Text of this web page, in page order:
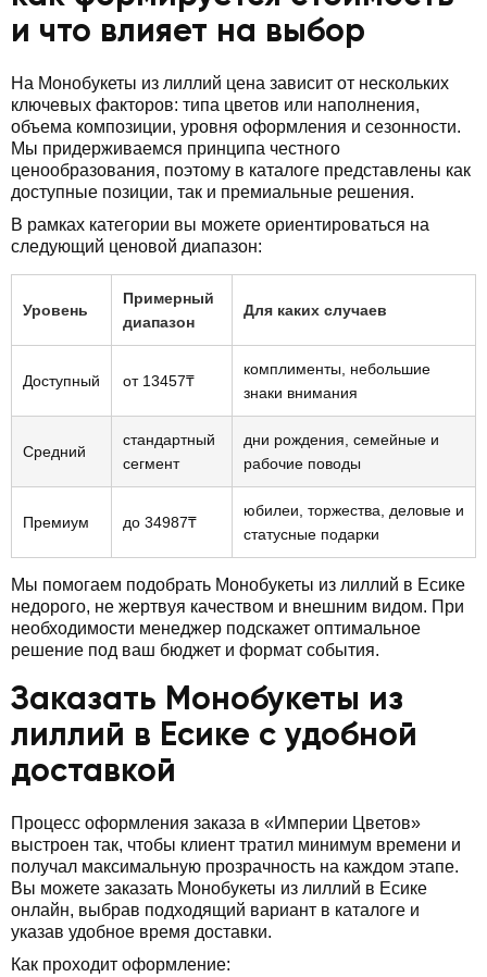
и что влияет на выбор
На Монобукеты из лиллий цена зависит от нескольких
ключевых факторов: типа цветов или наполнения,
объема композиции, уровня оформления и сезонности.
Мы придерживаемся принципа честного
ценообразования, поэтому в каталоге представлены как
доступные позиции, так и премиальные решения.
В рамках категории вы можете ориентироваться на
следующий ценовой диапазон:
Уровень
Примерный
диапазон
Для каких случаев
Доступный от 13457₸
комплименты, небольшие
знаки внимания
Средний
стандартный
сегмент
дни рождения, семейные и
рабочие поводы
Премиум до 34987₸
юбилеи, торжества, деловые и
статусные подарки
Мы помогаем подобрать Монобукеты из лиллий в Есике
недорого, не жертвуя качеством и внешним видом. При
необходимости менеджер подскажет оптимальное
решение под ваш бюджет и формат события.
Заказать Монобукеты из
лиллий в Есике с удобной
доставкой
Процесс оформления заказа в «Империи Цветов»
выстроен так, чтобы клиент тратил минимум времени и
получал максимальную прозрачность на каждом этапе.
Вы можете заказать Монобукеты из лиллий в Есике
онлайн, выбрав подходящий вариант в каталоге и
указав удобное время доставки.
Как проходит оформление: